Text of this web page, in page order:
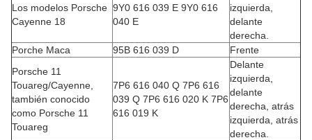
Los modelos Porsche
Cayenne 18
9Y0 616 039 E 9Y0 616
040 E
izquierda,
delante
derecha.
Porche Maca
95B 616 039 D
Frente
Porsche 11
Touareg/Cayenne,
también conocido
como Porsche 11
Touareg
7P6 616 040 Q 7P6 616
039 Q 7P6 616 020 K 7P6
616 019 K
Delante
izquierda,
delante
derecha, atrás
izquierda, atrás
derecha.